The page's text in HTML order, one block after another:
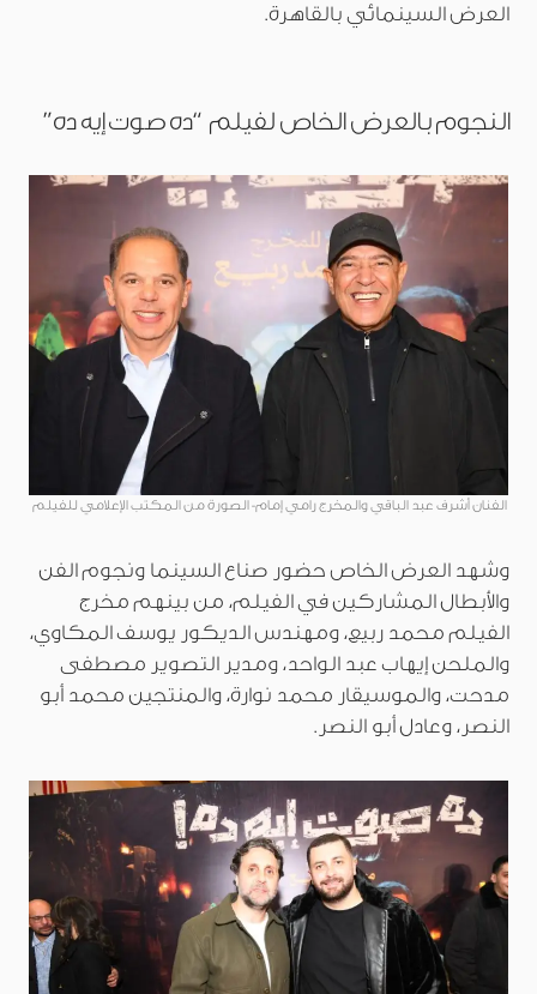
العرض السينمائي بالقاهرة.
النجوم بالعرض الخاص لفيلم “ده صوت إيه ده”
الفنان أشرف عبد الباقي والمخرج رامي إمام- الصورة من المكتب الإعلامي للفيلم
وشهد العرض الخاص حضور صناع السينما ونجوم الفن
والأبطال المشاركين في الفيلم، من بينهم مخرج
الفيلم محمد ربيع، ومهندس الديكور يوسف المكاوي،
والملحن إيهاب عبد الواحد، ومدير التصوير مصطفى
مدحت، والموسيقار محمد نوارة، والمنتجين محمد أبو
النصر، وعادل أبو النصر.